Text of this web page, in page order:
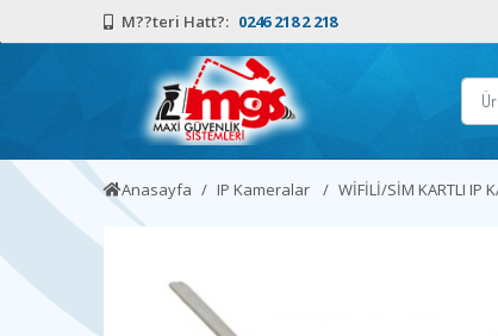
M??teri Hatt?: 0246 218 2 218
Anasayfa IP Kameralar WİFİLİ/SİM KARTLI IP